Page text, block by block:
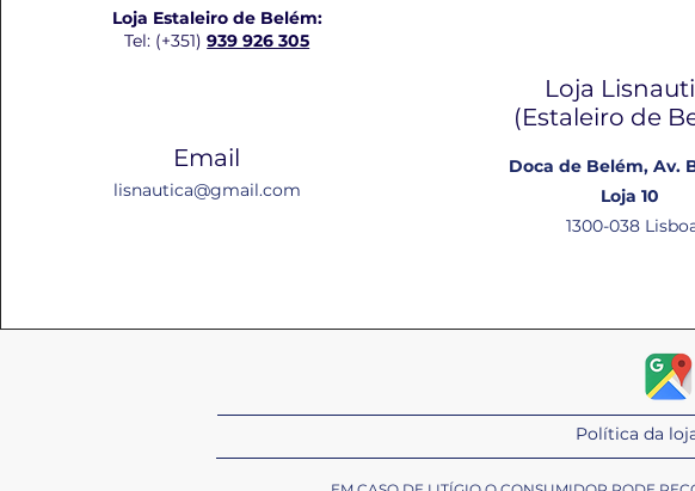
Loja Estaleiro de Belém:
Tel: (+351)939 926 305
Email
lisnautica@gmail.com
Loja
(Estaleiro de
Doca de Belém, Av.
Loja 10
1300-038
Política da